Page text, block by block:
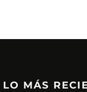
LO MÁS